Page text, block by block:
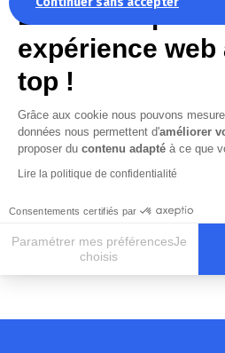
La recette pour
expérience web
top !
Grâce aux cookie nous pouvons
données nous permettent d'améliorer
proposer du contenu adapté à ce que
Lire la politique de confidentialité
Consentements certifiés par
Paramétrer mes préférencesJe
choisis
MARQUE & TYPE DE PIÈCE